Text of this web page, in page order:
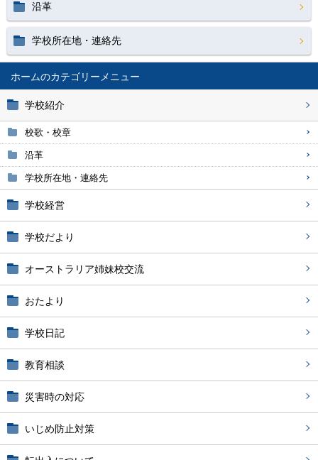
ホーム
学校紹介
校歌・校章
沿革
学校所在地・連絡先
学校経営
学校だより
オーストラリア姉妹校交流
おたより
学校日記
教育相談
災害時の対応
いじめ防止対策
沿革
学校所在地・連絡先